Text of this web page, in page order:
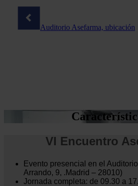
Auditorio Asefarma, ubicación
VI Encuentro
Evento presencial en el
Arrando, 9, .Madrid – 28010)
Jornada completa: de 09.30 a